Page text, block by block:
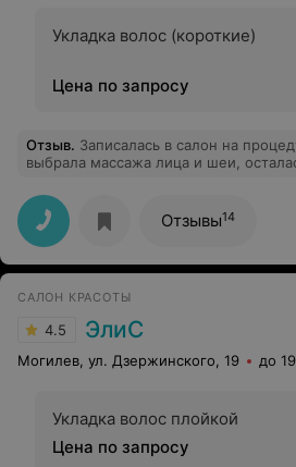
Укладка волос (короткие)
Цена по запросу
Отзыв. Записалась в салон на
выбрала массажа лица и шеи,
данную процедуру, реально помогает
морщины.
Отзывы14
САЛОН КРАСОТЫ
4.5 ЭлиС
Могилев, ул. Дзержинского, 19 до
Укладка волос плойкой
Цена по запросу